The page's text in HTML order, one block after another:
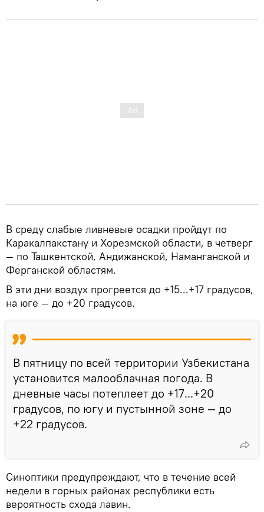
В среду слабые ливневые осадки пройдут по
Каракалпакстану и Хорезмской области, в четверг
— по Ташкентской, Андижанской, Наманганской и
Ферганской областям.
В эти дни воздух прогреется до +15...+17 градусов,
на юге — до +20 градусов.
В пятницу по всей территории Узбекистана
установится малооблачная погода. В
дневные часы потеплеет до +17...+20
градусов, по югу и пустынной зоне — до
+22 градусов.
Синоптики предупреждают, что в течение всей
недели в горных районах республики есть
вероятность схода лавин.